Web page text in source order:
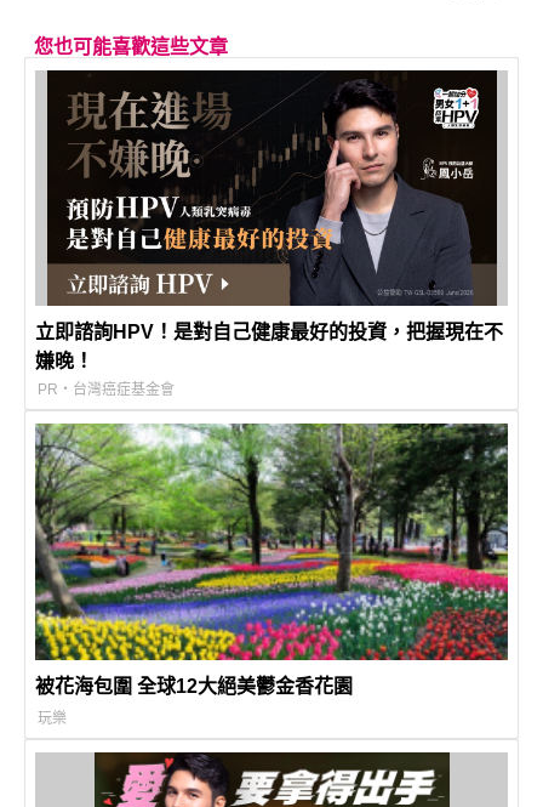
您也可能喜歡這些文章
立即諮詢HPV！是對自己健康最好的投資，把握現在不
嫌晚！
PR・台灣癌症基金會
被花海包圍 全球12大絕美鬱金香花園
玩樂